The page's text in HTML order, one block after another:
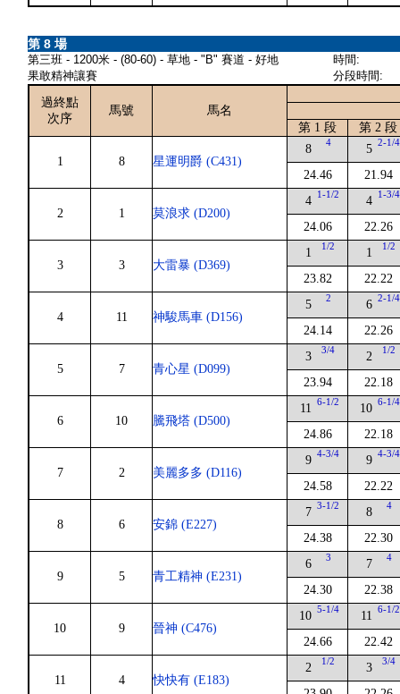
第 8 場
第三班 - 1200米 - (80-60) - 草地 - "B" 賽道 - 好地
果敢精神讓賽
時間:
分段時間:
過終點
次序
馬號
馬名
第 1 段
第 2 段
1 8 星運明爵 (C431)
8 4
24.46
5 2-1/4
21.94
2 1 莫浪求 (D200)
4 1-1/2
24.06
4 1-3/4
22.26
3 3 大雷暴 (D369)
1 1/2
23.82
1 1/2
22.22
4 11 神駿馬車 (D156)
5 2
24.14
6 2-1/4
22.26
5 7 青心星 (D099)
3 3/4
23.94
2 1/2
22.18
6 10 騰飛塔 (D500)
11 6-1/2
24.86
10 6-1/4
22.18
7 2 美麗多多 (D116)
9 4-3/4
24.58
9 4-3/4
22.22
8 6 安錦 (E227)
7 3-1/2
24.38
8 4
22.30
9 5 青工精神 (E231)
6 3
24.30
7 4
22.38
10 9 晉神 (C476)
10 5-1/4
24.66
11 6-1/2
22.42
11 4 快快有 (E183)
2 1/2 3 3/4